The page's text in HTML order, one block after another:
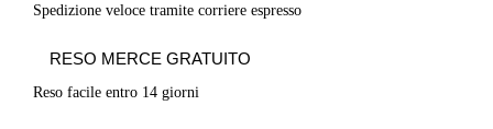
Spedizione veloce tramite corriere espresso
RESO MERCE GRATUITO
Reso facile entro 14 giorni